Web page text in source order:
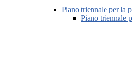
Piano triennale per la
Piano triennale